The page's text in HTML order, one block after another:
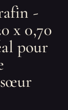
-
x 0,70
pour